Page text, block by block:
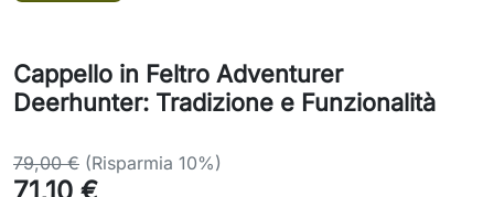
Cappello in Feltro Adventurer
Deerhunter: Tradizione e Funzionalità
79,00 € (Risparmia 10%)